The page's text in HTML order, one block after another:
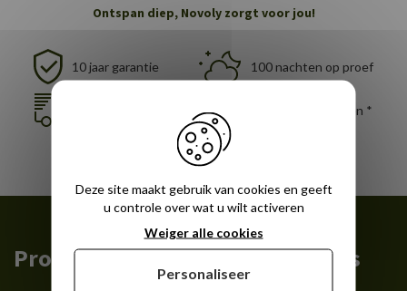
Ontspan diep, Novoly zorgt voor jou!
10 jaar garantie 100 nachten op proef
Gratis retourneren *
Producten Over ons
Deze site maakt gebruik van cookies en geeft
u controle over wat u wilt activeren
Weiger alle cookies
Personaliseer